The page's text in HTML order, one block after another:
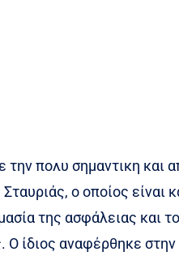
πολύ σημαντική και
ο οποίος είναι
της ασφάλειας και
Ο ίδιος αναφέρθηκε